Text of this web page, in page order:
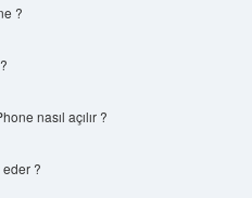
?
nasıl açılır ?
?